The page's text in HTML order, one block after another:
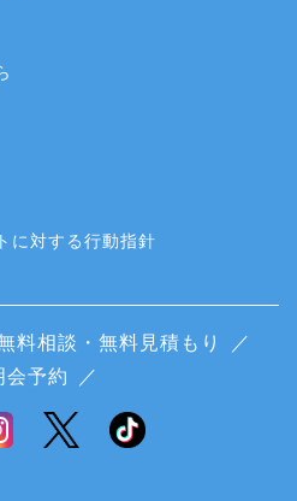
に対する行動指針
料相談・無料見積もり
／
会予約 ／